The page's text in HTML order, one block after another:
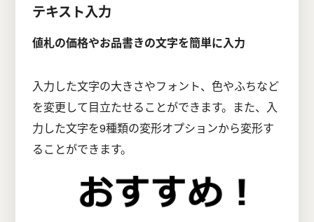
テキスト入力
値札の価格やお品書きの文字を簡単に入力
入力した文字の大きさやフォント、色やふちなど
を変更して目立たせることができます。また、入
力した文字を9種類の変形オプションから変形す
ることができます。